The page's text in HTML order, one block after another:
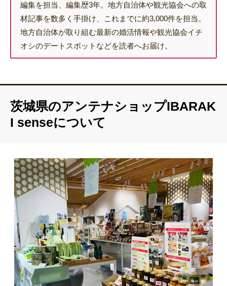
編集を担当、編集歴3年。地方自治体や観光協会への取
材記事を数多く手掛け、これまでに約3,000件を担当。
地方自治体が取り組む最新の婚活情報や観光協会イチ
オシのデートスポットなどを読者へお届け。
茨城県のアンテナショップIBARAK
I senseについて